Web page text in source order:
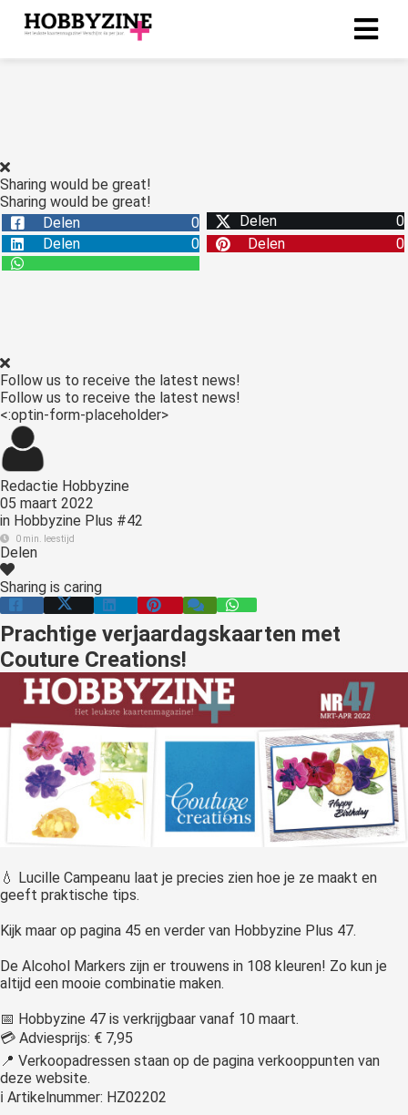
Sharing would be great!
Sharing would be great!
Delen
0 Delen
0
Delen
0 Delen 0
Follow us to receive the latest news!
Follow us to receive the latest news!
<:optin-form-placeholder>
Redactie Hobbyzine
05 maart 2022
in Hobbyzine Plus #42
0 min. leestijd
Delen
Sharing is caring
Prachtige verjaardagskaarten met
Couture Creations!
💧 Lucille Campeanu laat je precies zien hoe je ze maakt en
geeft praktische tips.
Kijk maar op pagina 45 en verder van Hobbyzine Plus 47.
De Alcohol Markers zijn er trouwens in 108 kleuren! Zo kun je
altijd een mooie combinatie maken.
📅 Hobbyzine 47 is verkrijgbaar vanaf 10 maart.
💳 Adviesprijs: € 7,95
📍 Verkoopadressen staan op de pagina verkooppunten van
deze website.
ℹ Artikelnummer: HZ02202
zijn
deze
kan de
worden
om
te
over
van
op
gebruikt
te
de
website-
van